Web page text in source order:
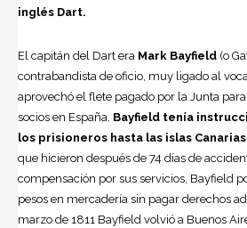
inglés Dart.
El capitán del Dart era Mark Bayfield (o
contrabandista de oficio, muy ligado al
aprovechó el flete pagado por la Junta
socios en España. Bayfield tenía
los prisioneros hasta las islas
que hicieron después de 74 días de
compensación por sus servicios, Bayfield
pesos en mercadería sin pagar derechos
marzo de 1811 Bayfield volvió a Buenos